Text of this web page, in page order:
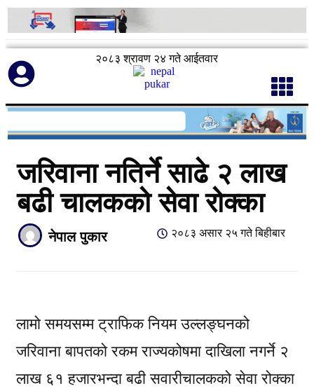
२०८३ श्रावण २४ गते आईतवार
जरिवाना नतिर्ने साढे २ लाख
बढी चालकको सेवा रोक्का
नेपाल पुकार २०८३ असार २५ गते बिहीबार
लामो समयसम्म ट्राफिक नियम उल्लङ्घनको
जरिवाना बापतको रकम राज्यकोषमा दाखिला नगर्ने २
लाख ६१ हजारभन्दा बढी सवारीचालकको सेवा रोक्का